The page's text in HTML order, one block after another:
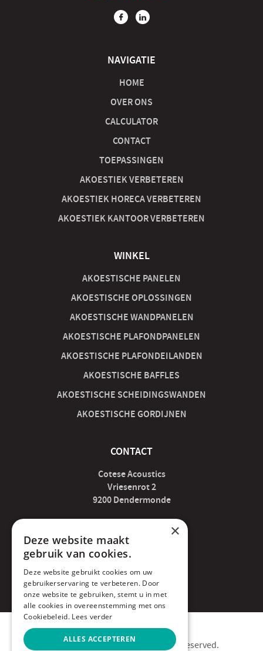
NAVIGATIE
HOME
OVER ONS
CALCULATOR
CONTACT
TOEPASSINGEN
AKOESTIEK VERBETEREN
AKOESTIEK HORECA VERBETEREN
AKOESTIEK KANTOOR VERBETEREN
WINKEL
AKOESTISCHE PANELEN
AKOESTISCHE OPLOSSINGEN
AKOESTISCHE WANDPANELEN
AKOESTISCHE PLAFONDPANELEN
AKOESTISCHE PLAFONDEILANDEN
AKOESTISCHE BAFFLES
AKOESTISCHE SCHEIDINGSWANDEN
AKOESTISCHE GORDIJNEN
CONTACT
Cotese Acoustics
Vriesenrot 2
9200 Dendermonde
acoustics@cotese.be
052 89 07 04
BE0676.466.320
Copyright © 2020 Cotese. All rights reserved.
×
Deze website maakt
gebruik van cookies.
Deze website gebruikt cookies om uw
gebruikerservaring te verbeteren. Door
onze website te gebruiken, stemt u in met
alle cookies in overeenstemming met ons
Cookiebeleid. Lees verder
ALLES ACCEPTEREN